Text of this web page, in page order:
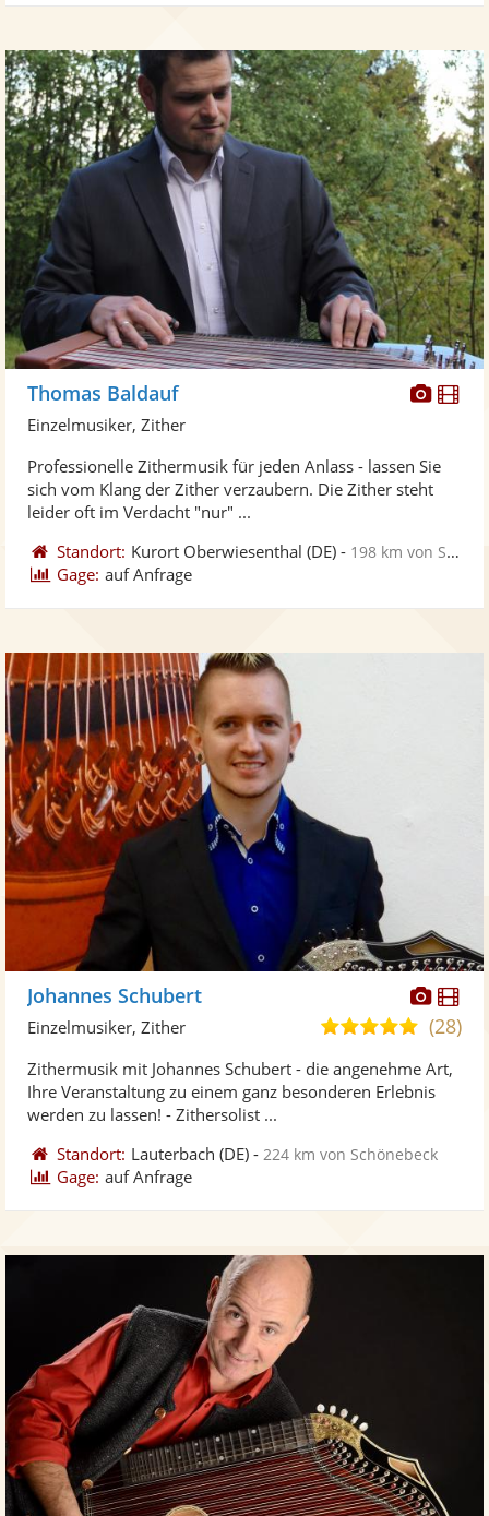
Fotos
Thomas Baldauf
Einzelmusiker, Zither
Professionelle Zithermusik für jeden Anlass - lassen Sie
sich vom Klang der Zither verzaubern. Die Zither steht
leider oft im Verdacht "nur" ...
Standort: Kurort Oberwiesenthal (DE) - 198 km von Schönebeck
Gage: auf Anfrage
Fotos
Johannes Schubert
5,0
5
(28)
Einzelmusiker, Zither
Zithermusik mit Johannes Schubert - die angenehme Art,
Ihre Veranstaltung zu einem ganz besonderen Erlebnis
werden zu lassen! - Zithersolist ...
Standort: Lauterbach (DE) - 224 km von Schönebeck
Gage: auf Anfrage